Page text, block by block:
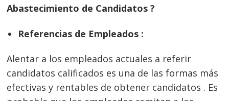
Abastecimiento de Candidatos ?
Referencias de Empleados :
Alentar a los empleados actuales a referir
candidatos calificados es una de las formas más
efectivas y rentables de obtener candidatos . Es